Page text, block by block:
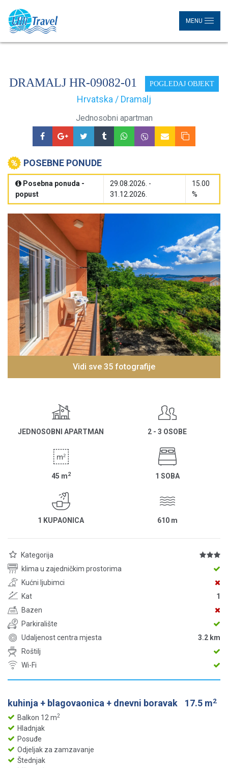
MENU
DRAMALJ HR-09082-01 POGLEDAJ OBJEKT
Hrvatska / Dramalj
Jednosobni apartman
POSEBNE PONUDE
Posebna ponuda -
popust
29.08.2026. -
31.12.2026.
15.00
%
Vidi sve 35 fotografije
JEDNOSOBNI APARTMAN 2 - 3 OSOBE
45 m2 1 SOBA
1 KUPAONICA 610 m
Kategorija
klima u zajedničkim prostorima
Kućni ljubimci
Kat
1
Bazen
Parkiralište
Udaljenost centra mjesta
3.2 km
Roštilj
Wi-Fi
kuhinja + blagovaonica + dnevni boravak 17.5 m2
Balkon 12 m2
Hladnjak
Posuđe
Odjeljak za zamzavanje
Štednjak